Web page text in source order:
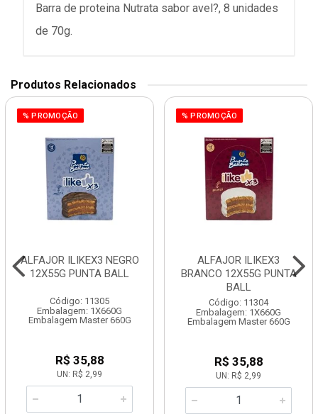
Barra de proteina Nutrata sabor avel?, 8 unidades
de 70g.
Produtos Relacionados
% PROMOÇÃO
ALFAJOR ILIKEX3 NEGRO
12X55G PUNTA BALL
Código: 11305
Embalagem: 1X660G
Embalagem Master 660G
R$ 35,88
UN: R$ 2,99
% PROMOÇÃO
ALFAJOR ILIKEX3
BRANCO 12X55G PUNTA
BALL
Código: 11304
Embalagem: 1X660G
Embalagem Master 660G
R$ 35,88
UN: R$ 2,99